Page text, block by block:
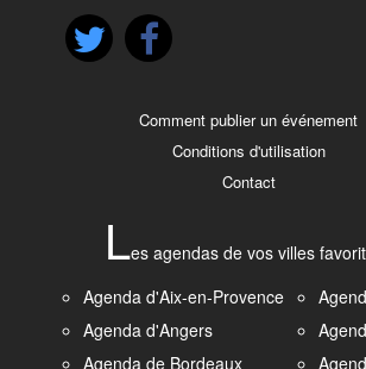
Comment publier un événement
Conditions d'utilisation
Contact
Les agendas de vos villes
Agenda d'Aix-en-Provence
Agenda d'Angers
Agenda de Bordeaux